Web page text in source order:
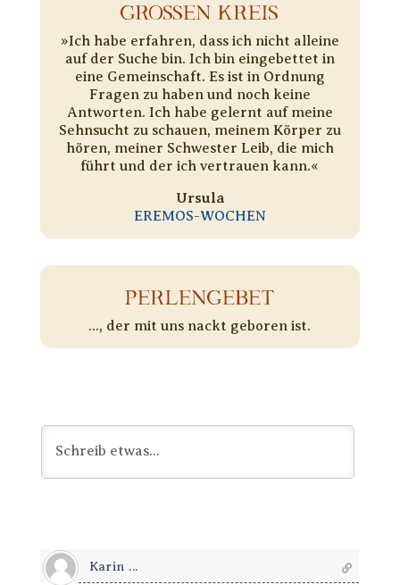
GROSSEN KREIS
»Ich habe erfahren, dass ich nicht alleine
auf der Suche bin. Ich bin eingebettet in
eine Gemeinschaft. Es ist in Ordnung
Fragen zu haben und noch keine
Antworten. Ich habe gelernt auf meine
Sehnsucht zu schauen, meinem Körper zu
hören, meiner Schwester Leib, die mich
führt und der ich vertrauen kann.«
Ursula
EREMOS-WOCHEN
PERLENGEBET
..., der mit uns nackt geboren ist.
Karin ...